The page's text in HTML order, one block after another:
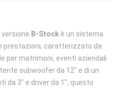
versione B-Stock è un sistema
prestazioni, caratterizzato da
per matrimoni, eventi aziendali
subwoofer da 12" e di un
da 3" e driver da 1", questo